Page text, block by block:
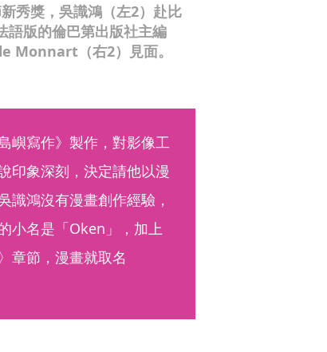
秀獎，吳識鴻（左2）赴比
語版的倫巴第出版社主編
Monnart（右2）見面。
嶼寫作》製作，對影像工
印象深刻，決定請他以漫
識鴻沒有漫畫創作經驗，
小名是「Oken」，加上
章節，漫畫就取名